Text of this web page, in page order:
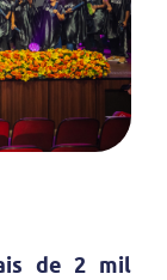
de 2 mil